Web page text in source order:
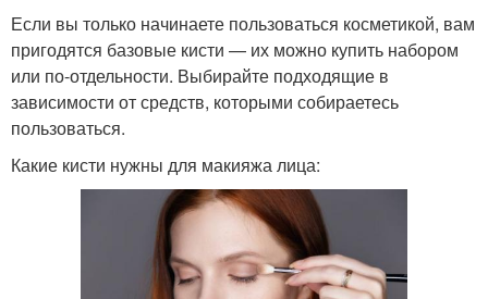
Если вы только начинаете пользоваться косметикой, вам
пригодятся базовые кисти — их можно купить набором
или по-отдельности. Выбирайте подходящие в
зависимости от средств, которыми собираетесь
пользоваться.
Какие кисти нужны для макияжа лица: